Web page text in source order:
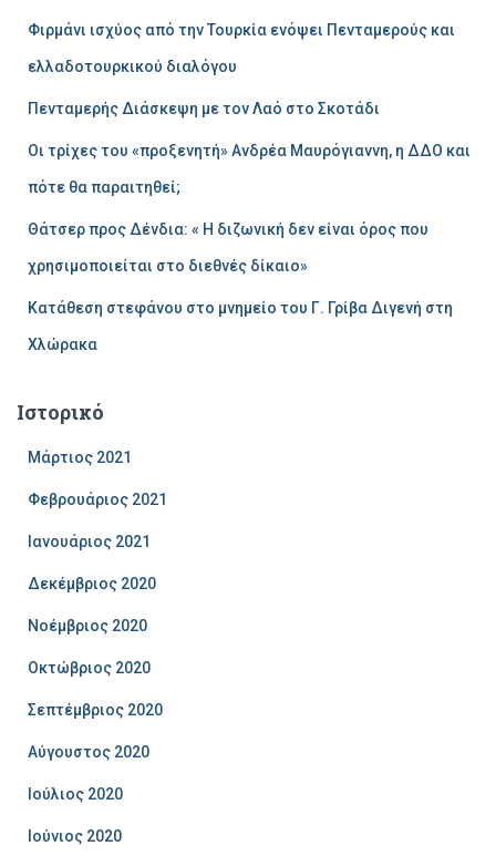
Φιρμάνι ισχύος από την Τουρκία ενόψει Πενταμερούς και
ελλαδοτουρκικού διαλόγου
Πενταμερής Διάσκεψη με τον Λαό στο Σκοτάδι
Οι τρίχες του «προξενητή» Ανδρέα Μαυρόγιαννη, η ΔΔΟ και
πότε θα παραιτηθεί;
Θάτσερ προς Δένδια: « Η διζωνική δεν είναι όρος που
χρησιμοποιείται στο διεθνές δίκαιο»
Κατάθεση στεφάνου στο μνημείο του Γ. Γρίβα Διγενή στη
Χλώρακα
Ιστορικό
Μάρτιος 2021
Φεβρουάριος 2021
Ιανουάριος 2021
Δεκέμβριος 2020
Νοέμβριος 2020
Οκτώβριος 2020
Σεπτέμβριος 2020
Αύγουστος 2020
Ιούλιος 2020
Ιούνιος 2020